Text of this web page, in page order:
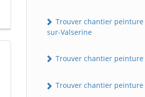
Trouver chantier peinture
sur-Valserine
Trouver chantier peinture
Trouver chantier peinture